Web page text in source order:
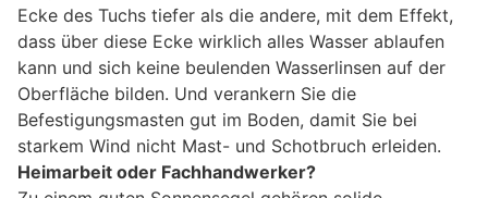
Ecke des Tuchs tiefer als die andere, mit dem Effekt,
dass über diese Ecke wirklich alles Wasser ablaufen
kann und sich keine beulenden Wasserlinsen auf der
Oberfläche bilden. Und verankern Sie die
Befestigungsmasten gut im Boden, damit Sie bei
starkem Wind nicht Mast- und Schotbruch erleiden.
Heimarbeit oder Fachhandwerker?